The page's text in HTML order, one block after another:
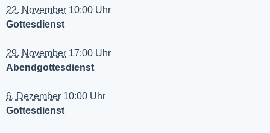
22. November 10:00 Uhr
Gottesdienst
29. November 17:00 Uhr
Abendgottesdienst
6. Dezember 10:00 Uhr
Gottesdienst